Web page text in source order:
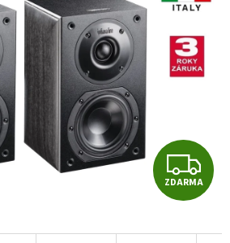
Z
D
A
ZDARMA